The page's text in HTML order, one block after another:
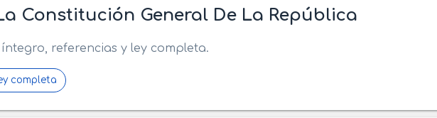
Constitución General De La República
íntegro, referencias y ley completa.
completa